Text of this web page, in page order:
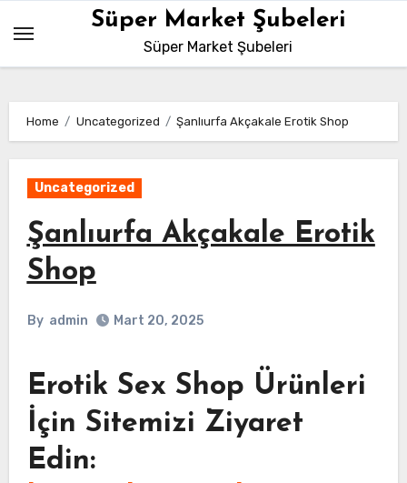
content
Süper Market Şubeleri
Süper Market Şubeleri
Home Uncategorized Şanlıurfa Akçakale Erotik Shop
Uncategorized
Şanlıurfa Akçakale Erotik
Shop
By admin Mart 20, 2025
Erotik Sex Shop Ürünleri
İçin Sitemizi Ziyaret
Edin: